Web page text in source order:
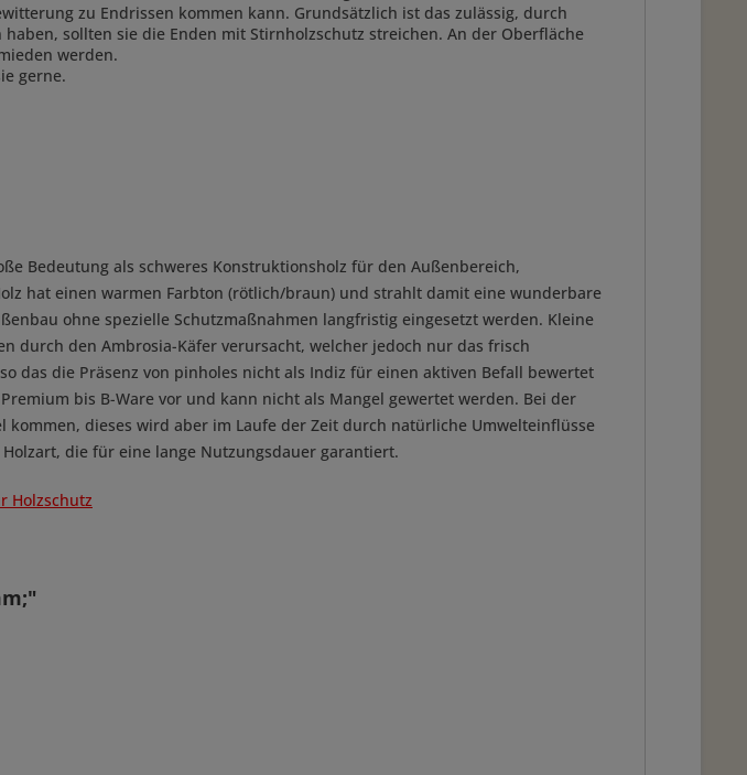
zu Endrissen kommen kann. Grundsätzlich ist das zulässig, durch
sollten sie die Enden mit Stirnholzschutz streichen. An der Oberfläche
werden.
gerne.
Bedeutung als schweres Konstruktionsholz für den Außenbereich,
hat einen warmen Farbton (rötlich/braun) und strahlt damit eine wunderbare
ohne spezielle Schutzmaßnahmen langfristig eingesetzt werden. Kleine
durch den Ambrosia-Käfer verursacht, welcher jedoch nur das frisch
das die Präsenz von pinholes nicht als Indiz für einen aktiven Befall bewertet
bis B-Ware vor und kann nicht als Mangel gewertet werden. Bei der
dieses wird aber im Laufe der Zeit durch natürliche Umwelteinflüsse
die für eine lange Nutzungsdauer garantiert.
Holzschutz